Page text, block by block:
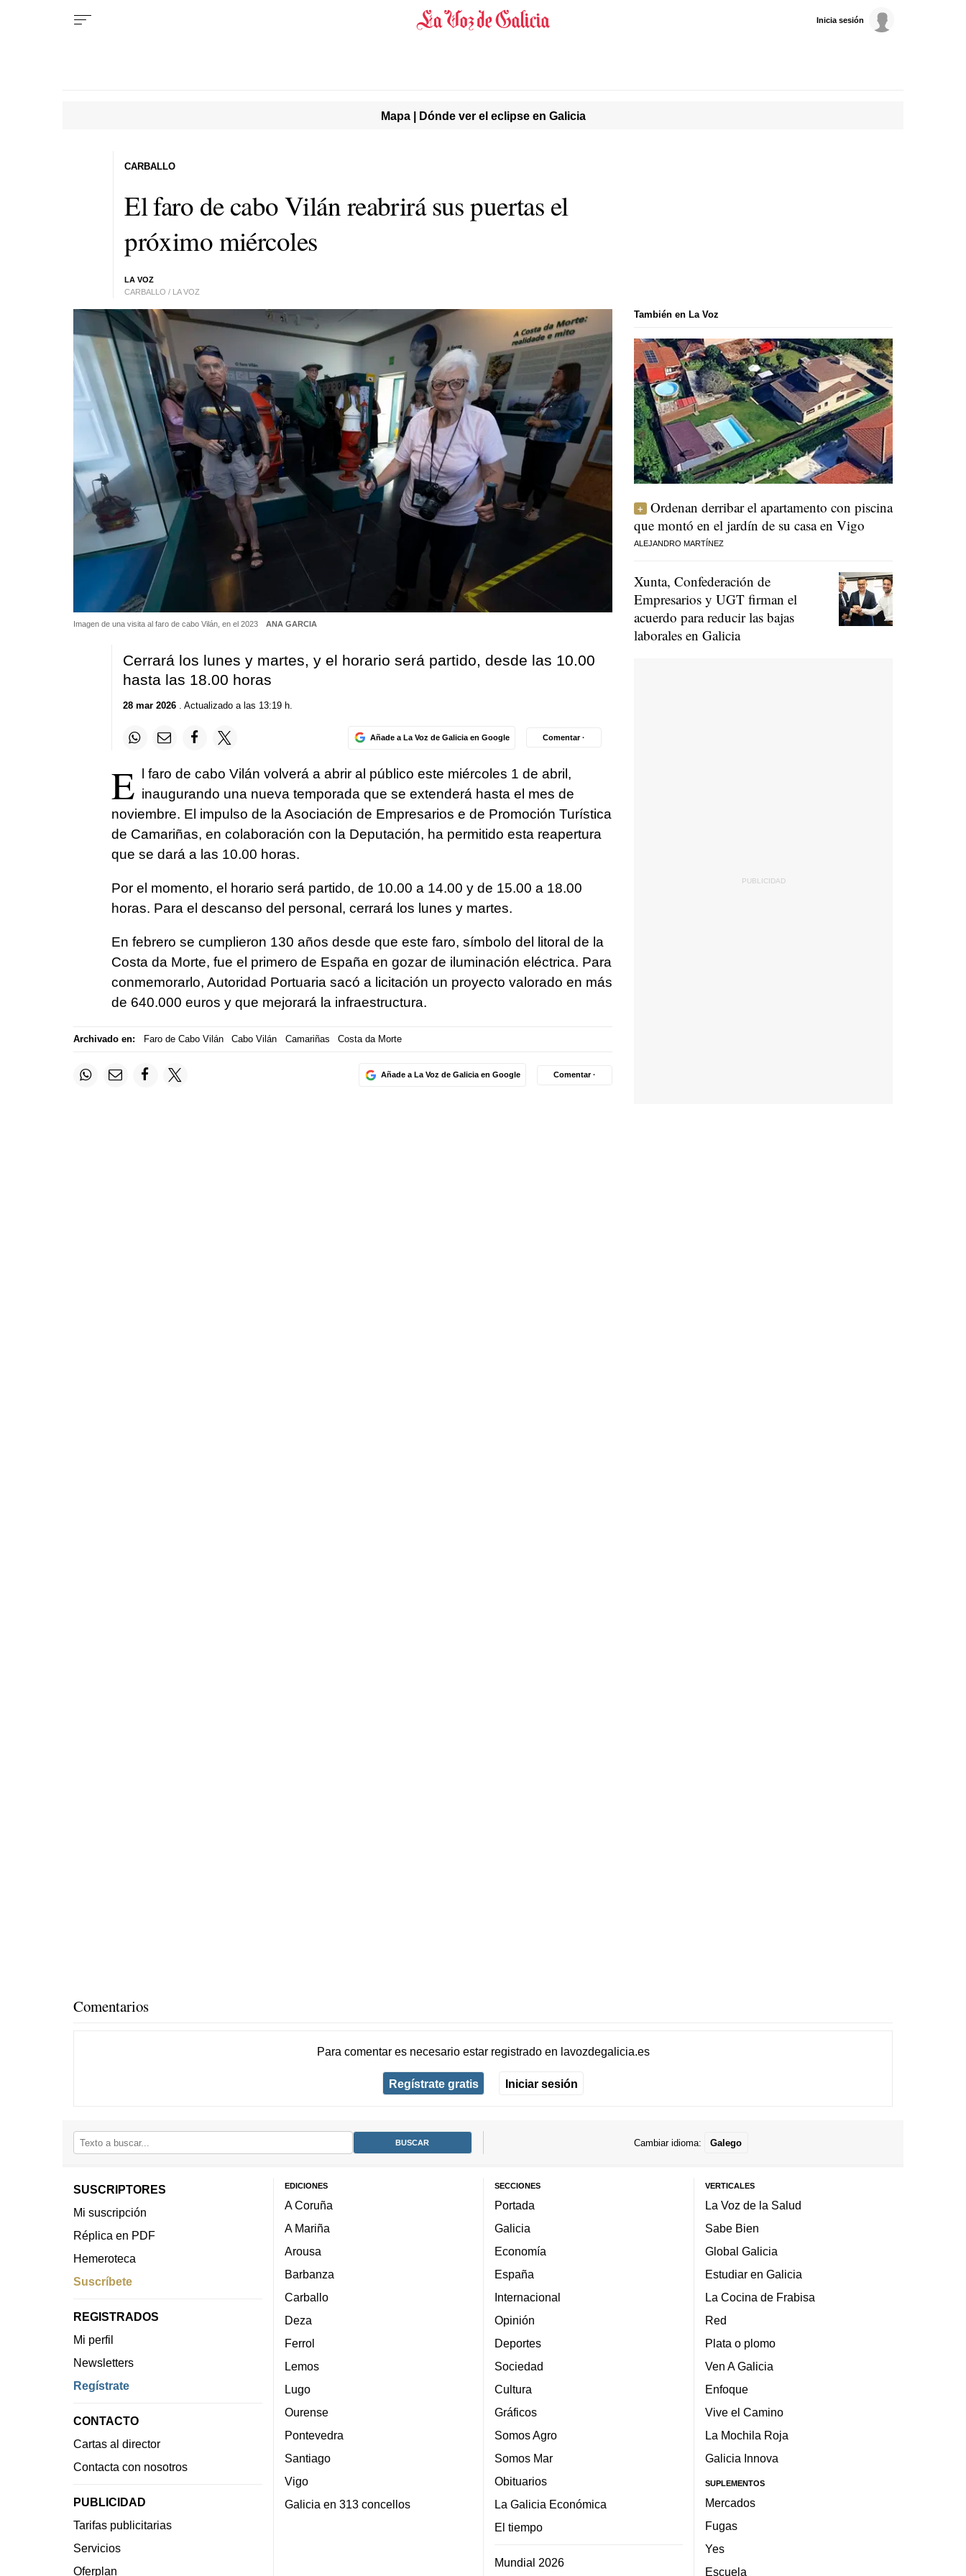
Inicia sesión
Mapa | Dónde ver el eclipse en Galicia
El faro de cabo Vilán reabrirá sus puertas el
próximo miércoles
LA VOZ
CARBALLO / LA VOZ
CARBALLO
Imagen de una visita al faro de cabo Vilán, en el 2023 ANA GARCIA
Cerrará los lunes y martes, y el horario será partido, desde las 10.00
hasta las 18.00 horas
28 mar 2026. Actualizado a las 13:19 h.
Añade a La Voz de Galicia en Google Comentar ·
E l faro de cabo Vilán volverá a abrir al público este miércoles 1 de abril,
inaugurando una nueva temporada que se extenderá hasta el mes de
noviembre. El impulso de la Asociación de Empresarios e de Promoción Turística
de Camariñas, en colaboración con la Deputación, ha permitido esta reapertura
que se dará a las 10.00 horas.
Por el momento, el horario será partido, de 10.00 a 14.00 y de 15.00 a 18.00
horas. Para el descanso del personal, cerrará los lunes y martes.
En febrero se cumplieron 130 años desde que este faro, símbolo del litoral de la
Costa da Morte, fue el primero de España en gozar de iluminación eléctrica. Para
conmemorarlo, Autoridad Portuaria sacó a licitación un proyecto valorado en más
de 640.000 euros y que mejorará la infraestructura.
Archivado en: Faro de Cabo Vilán Cabo Vilán Camariñas Costa da Morte
Añade a La Voz de Galicia en Google Comentar ·
También en La Voz
Ordenan derribar el apartamento con piscina
que montó en el jardín de su casa en Vigo
ALEJANDRO MARTÍNEZ
Xunta, Confederación de
Empresarios y UGT firman el
acuerdo para reducir las bajas
laborales en Galicia
Comentarios
Para comentar es necesario estar registradoen lavozdegalicia.es
Regístrate gratis Iniciar sesión
Cambiar idioma: Galego
SUSCRIPTORES
Mi suscripción
Réplica en PDF
Hemeroteca
Suscríbete
REGISTRADOS
Mi perfil
Newsletters
Regístrate
CONTACTO
Cartas al director
Contacta con nosotros
PUBLICIDAD
Tarifas publicitarias
Servicios
Oferplan
EDICIONES
A Coruña
A Mariña
Arousa
Barbanza
Carballo
Deza
Ferrol
Lemos
Lugo
Ourense
Pontevedra
Santiago
Vigo
Galicia en 313 concellos
SECCIONES
Portada
Galicia
Economía
España
Internacional
Opinión
Deportes
Sociedad
Cultura
Gráficos
Somos Agro
Somos Mar
Obituarios
La Galicia Económica
El tiempo
Mundial 2026
VERTICALES
La Voz de la Salud
Sabe Bien
Global Galicia
Estudiar en Galicia
La Cocina de Frabisa
Red
Plata o plomo
Ven A Galicia
Enfoque
Vive el Camino
La Mochila Roja
Galicia Innova
SUPLEMENTOS
Mercados
Fugas
Yes
Escuela